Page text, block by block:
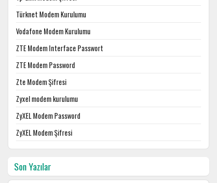
Türknet Modem Kurulumu
Vodafone Modem Kurulumu
ZTE Modem Interface Passwort
ZTE Modem Password
Zte Modem Şifresi
Zyxel modem kurulumu
ZyXEL Modem Password
ZyXEL Modem Şifresi
Son Yazılar